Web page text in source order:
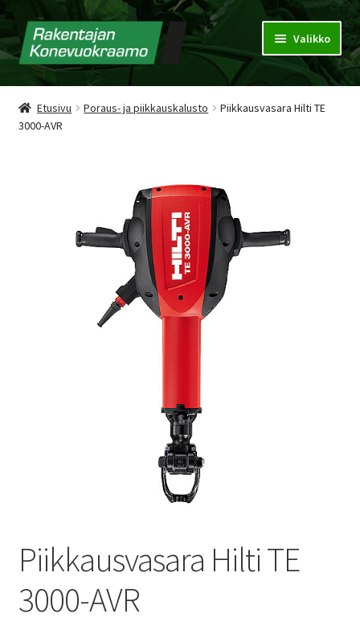
Valikko
Konevuokraamo
Vuokrausehdot
Etusivu Poraus- ja piikkauskalusto
Piikkausvasara Hilti TE
3000-AVR
Piikkausvasara Hilti TE
3000-AVR